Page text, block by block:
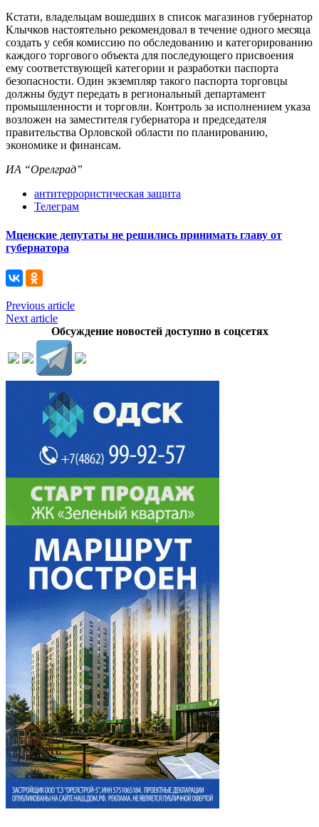
Кстати, владельцам вошедших в список магазинов губернатор
Клычков настоятельно рекомендовал в течение одного месяца
создать у себя комиссию по обследованию и категорированию
каждого торгового объекта для последующего присвоения
ему соответствующей категории и разработки паспорта
безопасности. Один экземпляр такого паспорта торговцы
должны будут передать в региональный департамент
промышленности и торговли. Контроль за исполнением указа
возложен на заместителя губернатора и председателя
правительства Орловской области по планированию,
экономике и финансам.
ИА “Орелград”
антитеррористическая защита
Телеграм
Мценские депутаты не решились принимать главу от
губернатора
Previous article
Next article
Обсуждение новостей доступно в соцсетях